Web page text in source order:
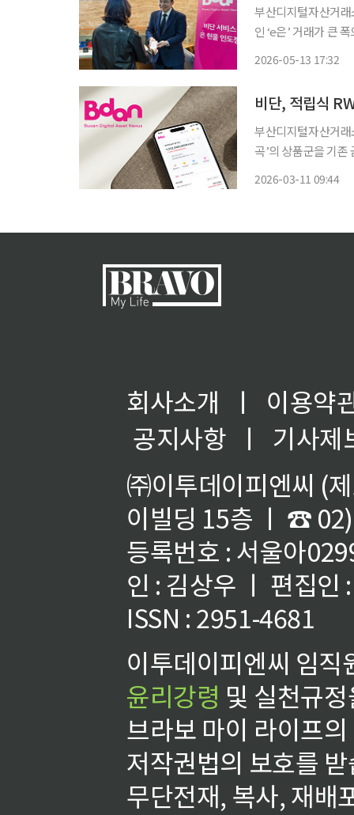
부산디지털자산거
인 ‘e은’ 거래가 큰 폭으로 증가했다. 13일 비단에 따
2026-05-13 17:32
비단, 적립식
부산디지털자산거
곡’의 상품군을 기존 금·은
2026-03-11 09:44
회사소개 ㅣ
이용약
공지사항
ㅣ
기사제
㈜이투데이피엔씨 (
이빌딩 15층 ㅣ ☎
등록번호 : 서울아
인 : 김상우 ㅣ 편집인
ISSN : 2951-4681
이투데이피엔씨 임
윤리강령 및 실천규
브라보 마이 라이프
저작권법의 보호를
무단전재, 복사, 재배